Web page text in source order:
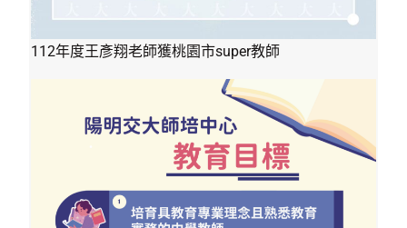
112年度王彥翔老師獲桃園市super教師